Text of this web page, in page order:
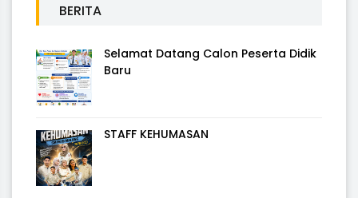
BERITA
Selamat Datang Calon Peserta Didik
Baru
STAFF KEHUMASAN